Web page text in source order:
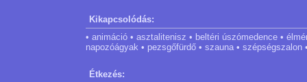
Kikapcsolódás:
• animáció • asztalitenisz • beltéri úszómedence •
napozóágyak • pezsgőfürdő • szauna •
Étkezés: